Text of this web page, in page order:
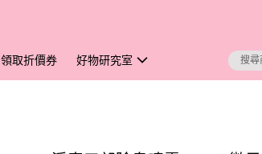
領取折價券 好物研究室